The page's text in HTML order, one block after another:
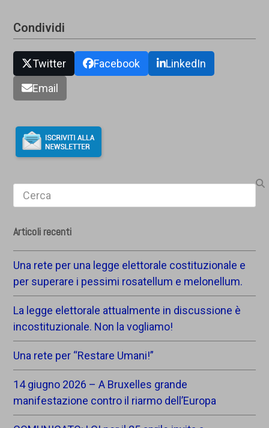
Condividi
Twitter Facebook
LinkedIn
Email
Search
Articoli recenti
Una rete per una legge elettorale costituzionale e
per superare i pessimi rosatellum e melonellum.
La legge elettorale attualmente in discussione è
incostituzionale. Non la vogliamo!
Una rete per “Restare Umani!”
14 giugno 2026 – A Bruxelles grande
manifestazione contro il riarmo dell’Europa